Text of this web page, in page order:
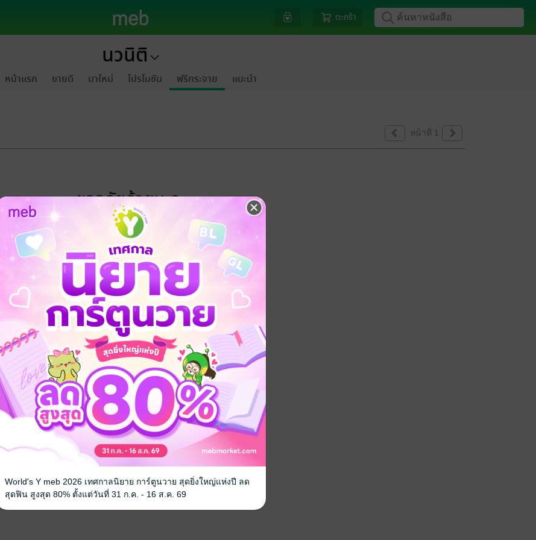
ตะกร้า
นวนิติ
หน้าแรก ขายดี มาใหม่ โปรโมชัน ฟรีกระจาย แนะนำ
หน้าที่ 1
ขออภัยด้วยนะคะ
ไม่พบข้อมูลในหัวข้อที่คุณกำลังชมค่ะ
World's Y meb 2026 เทศกาลนิยาย การ์ตูนวาย สุดยิ่งใหญ่แห่งปี ลด
สุดฟิน สูงสุด 80% ตั้งแต่วันที่ 31 ก.ค. - 16 ส.ค. 69